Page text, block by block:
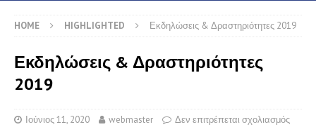
HOME HIGHLIGHTED Εκδηλώσεις & Δραστηριότητες 2019
Εκδηλώσεις & Δραστηριότητες
2019
Ιούνιος 11, 2020 webmaster Δεν επιτρέπεται σχολιασμός